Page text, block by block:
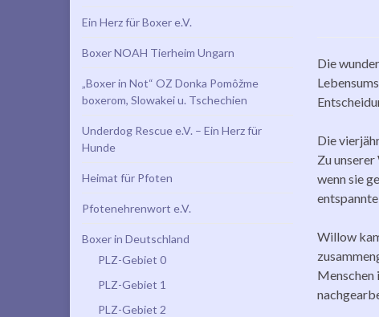
Die
Die
Zu
wenn sie
Willow
Menschen
Ein Herz für Boxer e.V.
Boxer NOAH Tierheim Ungarn
„Boxer in Not“ OZ Donka Pomôžme
boxerom, Slowakei u. Tschechien
Underdog Rescue e.V. – Ein Herz für
Hunde
Heimat für Pfoten
Pfotenehrenwort e.V.
Boxer in Deutschland
PLZ-Gebiet 0
PLZ-Gebiet 1
PLZ-Gebiet 2